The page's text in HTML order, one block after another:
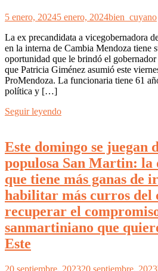
5 enero, 20245 enero, 2024bien_cuyano
La ex precandidata a vicegobernadora
en la interna de Cambia Mendoza tiene
oportunidad que le brindó el
que Patricia Giménez asumió este
ProMendoza. La funcionaria tiene 61
política y […]
Seguir leyendo
Este domingo se juegan
populosa San Martin: la
que tiene más ganas de
habilitar más curros del
recuperar el
sanmartiniano que
Este